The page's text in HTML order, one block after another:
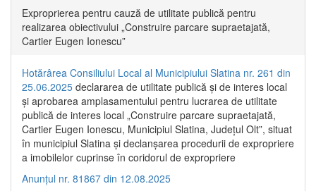
Exproprierea pentru cauză de utilitate publică pentru
realizarea obiectivului „Construire parcare supraetajată,
Cartier Eugen Ionescu”
Hotărârea Consiliului Local al Municipiului Slatina nr. 261 din
25.06.2025 declararea de utilitate publică și de interes local
și aprobarea amplasamentului pentru lucrarea de utilitate
publică de interes local „Construire parcare supraetajată,
Cartier Eugen Ionescu, Municipiul Slatina, Județul Olt”, situat
în municipiul Slatina și declanșarea procedurii de expropriere
a imobilelor cuprinse în coridorul de expropriere
Anunțul nr. 81867 din 12.08.2025